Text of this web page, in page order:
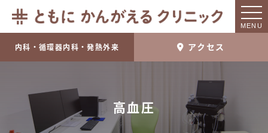
MENU
内科・循環器内科・発熱外来 アクセス
高血圧